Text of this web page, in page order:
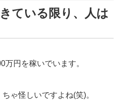
ている限り、人は
円を稼いでいます。
ゃ怪しいですよね(笑)。